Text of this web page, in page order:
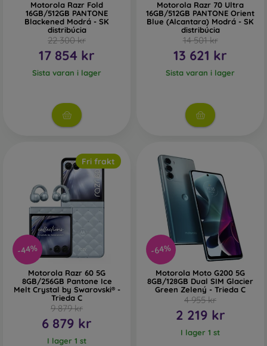
Motorola Razr Fold
16GB/512GB PANTONE
Blackened Modrá - SK
distribúcia
22 300 kr
17 854 kr
Sista varan i lager
Motorola Razr 70 Ultra
16GB/512GB PANTONE Orient
Blue (Alcantara) Modrá - SK
distribúcia
14 501 kr
13 621 kr
Sista varan i lager
-44%
Fri frakt
Motorola Razr 60 5G
8GB/256GB Pantone Ice
Melt Crystal by Swarovski® -
Trieda C
9 879 kr
6 879 kr
I lager 1 st
-64%
Motorola Moto G200 5G
8GB/128GB Dual SIM Glacier
Green Zelený - Trieda C
4 955 kr
2 219 kr
I lager 1 st